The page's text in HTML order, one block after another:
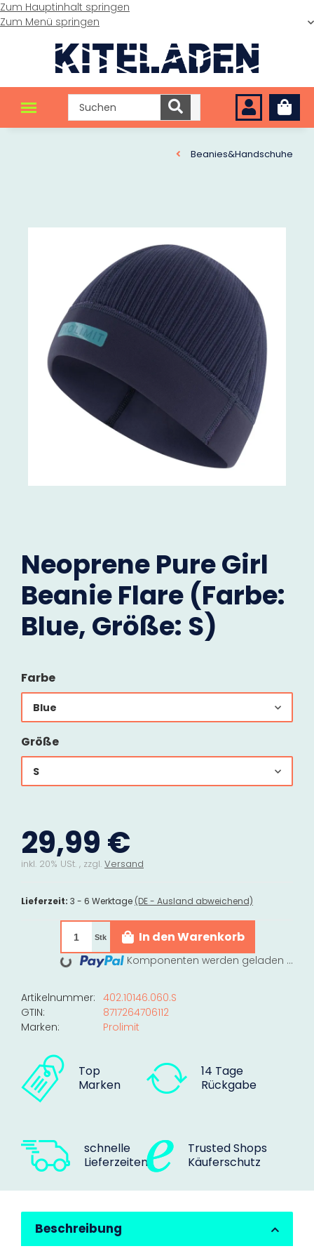
Zum Hauptinhalt springen
Zum Menü springen
Beanies&Handschuhe
Neoprene Pure Girl
Beanie Flare (Farbe:
Blue, Größe: S)
Farbe
Blue
Größe
S
29,99 €
inkl. 20% USt. , zzgl. Versand
Lieferzeit: 3 - 6 Werktage (DE - Ausland abweichend)
Stk In den Warenkorb
Loading... Komponenten werden geladen ...
Artikelnummer: 402.10146.060.S
GTIN:
8717264706112
Marken:
Prolimit
Top
Marken
14 Tage
Rückgabe
schnelle
Lieferzeiten
Trusted Shops
Käuferschutz
Beschreibung